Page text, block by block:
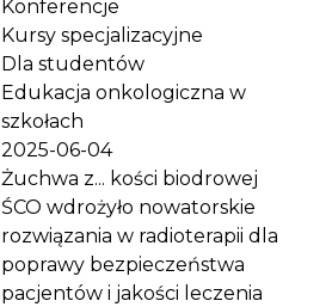
Konferencje
Kursy specjalizacyjne
Dla studentów
Edukacja onkologiczna w
szkołach
2025-06-04
Żuchwa z... kości biodrowej
ŚCO wdrożyło nowatorskie
rozwiązania w radioterapii dla
poprawy bezpieczeństwa
pacjentów i jakości leczenia